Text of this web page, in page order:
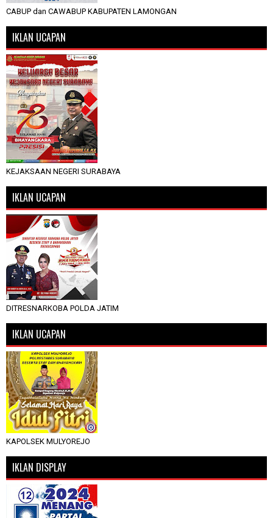
CABUP dan CAWABUP KABUPATEN LAMONGAN
IKLAN UCAPAN
KEJAKSAAN NEGERI SURABAYA
IKLAN UCAPAN
DITRESNARKOBA POLDA JATIM
IKLAN UCAPAN
KAPOLSEK MULYOREJO
IKLAN DISPLAY